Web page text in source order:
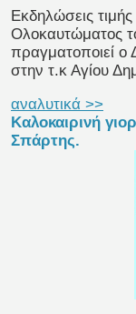
Εκδηλώσεις
Ολοκαυτώματος
πραγματοποιεί
στην τ.κ Αγίου
αναλυτικά >>
Καλοκαιρινή
Σπάρτης.